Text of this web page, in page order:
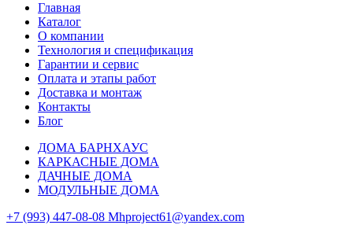
Главная
Каталог
О компании
Технология и спецификация
Гарантии и сервис
Оплата и этапы работ
Доставка и монтаж
Контакты
Блог
ДОМА БАРНХАУС
КАРКАСНЫЕ ДОМА
ДАЧНЫЕ ДОМА
МОДУЛЬНЫЕ ДОМА
+7 (993) 447-08-08 Mhproject61@yandex.com